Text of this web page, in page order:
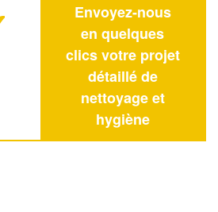
Envoyez-nous
en quelques
clics votre projet
détaillé de
nettoyage et
hygiène